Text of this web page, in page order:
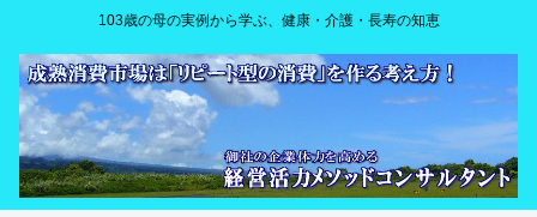
103歳の母の実例から学ぶ、健康・介護・長寿の知恵